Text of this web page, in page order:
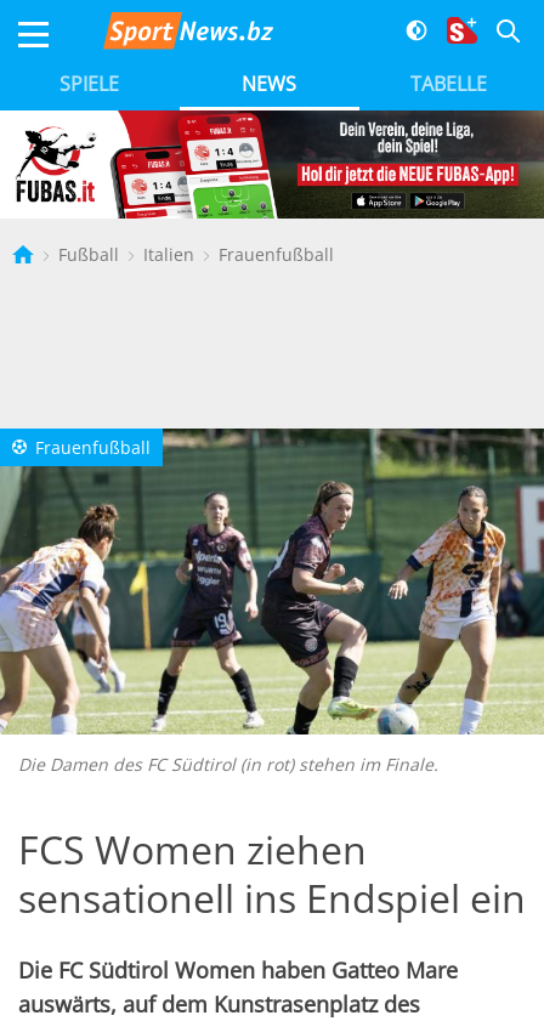
SPIELE NEWS TABELLE
Fußball Italien Frauenfußball
a Frauenfußball
Die Damen des FC Südtirol (in rot) stehen im Finale.
FCS Women ziehen
sensationell ins Endspiel ein
Die FC Südtirol Women haben Gatteo Mare
auswärts, auf dem Kunstrasenplatz des